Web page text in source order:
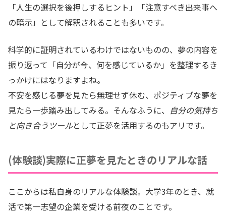
「人生の選択を後押しするヒント」「注意すべき出来事へ
の暗示」として解釈されることも多いです。
科学的に証明されているわけではないものの、夢の内容を
振り返って「自分が今、何を感じているか」を整理するき
っかけにはなりますよね。
不安を感じる夢を見たら無理せず休む、ポジティブな夢を
見たら一歩踏み出してみる。そんなふうに、 自分の気持ち
と向き合うツールとして正夢を活用するのもアリです。
(体験談)実際に正夢を見たときのリアルな話
ここからは私自身のリアルな体験談。大学3年のとき、就
活で第一志望の企業を受ける前夜のことです。